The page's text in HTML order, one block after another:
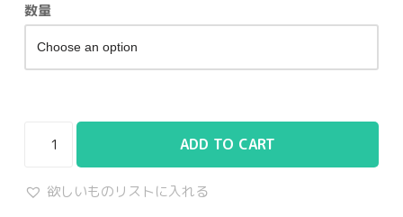
数量
ADD TO CART
欲しいものリストに入れる